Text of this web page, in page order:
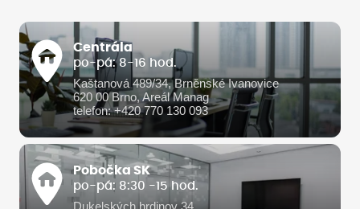
Centrála
po-pá: 8-16 hod.
Kaštanová 489/34, Brněnské Ivanovice
620 00 Brno, Areál Manag
telefon: +420 770 130 093
Pobočka SK
po-pá: 8:30 -15 hod.
Dukelských hrdinov 34